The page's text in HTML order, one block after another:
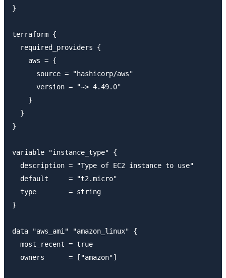
}
terraform {
  required_providers {
    aws = {
      source = "hashicorp/aws"
      version = "~> 4.49.0"
    }
  }
}
variable "instance_type" {
  description = "Type of EC2 instance to use"
  default     = "t2.micro"
  type        = string
}
data "aws_ami" "amazon_linux" {
  most_recent = true
  owners      = ["amazon"]